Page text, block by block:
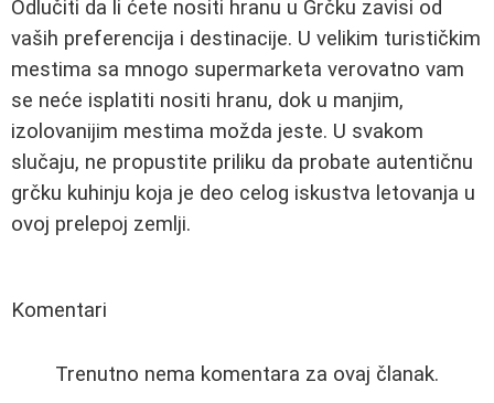
Odlučiti da li ćete nositi hranu u Grčku zavisi od
vaših preferencija i destinacije. U velikim turističkim
mestima sa mnogo supermarketa verovatno vam
se neće isplatiti nositi hranu, dok u manjim,
izolovanijim mestima možda jeste. U svakom
slučaju, ne propustite priliku da probate autentičnu
grčku kuhinju koja je deo celog iskustva letovanja u
ovoj prelepoj zemlji.
Komentari
Trenutno nema komentara za ovaj članak.